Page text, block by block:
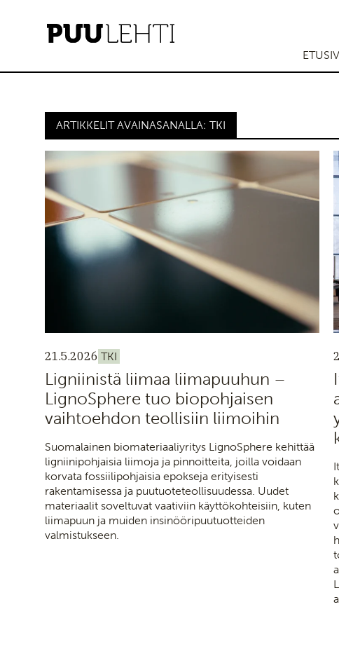
ARTIKKELIT AVAINASANALLA: TKI
21.5.2026 TKI
Ligniinistä liimaa liimapuuhun –
LignoSphere tuo biopohjaisen
vaihtoehdon teollisiin liimoihin
Suomalainen biomateriaaliyritys LignoSphere kehittää
ligniinipohjaisia liimoja ja pinnoitteita, joilla voidaan
korvata fossiilipohjaisia epokseja erityisesti
rakentamisessa ja puutuoteteollisuudessa. Uudet
materiaalit soveltuvat vaativiin käyttökohteisiin, kuten
liimapuun ja muiden insinööripuutuotteiden
valmistukseen.